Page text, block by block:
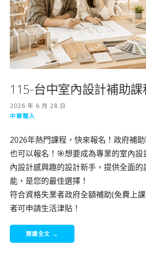
115-台中室內設計補助
2026 年 6 月 28 日
中華職人
2026年熱門課程，快來報名！政府補
也可以報名！🎯想要成為專業的室內設
內設計感興趣的設計新手，提供全面
能，是您的最佳選擇！
符合資格失業者政府全額補助(免費上
者可申請生活津貼！
閱讀全文 →